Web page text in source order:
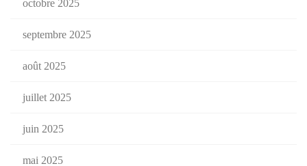
octobre 2025
septembre 2025
août 2025
juillet 2025
juin 2025
mai 2025